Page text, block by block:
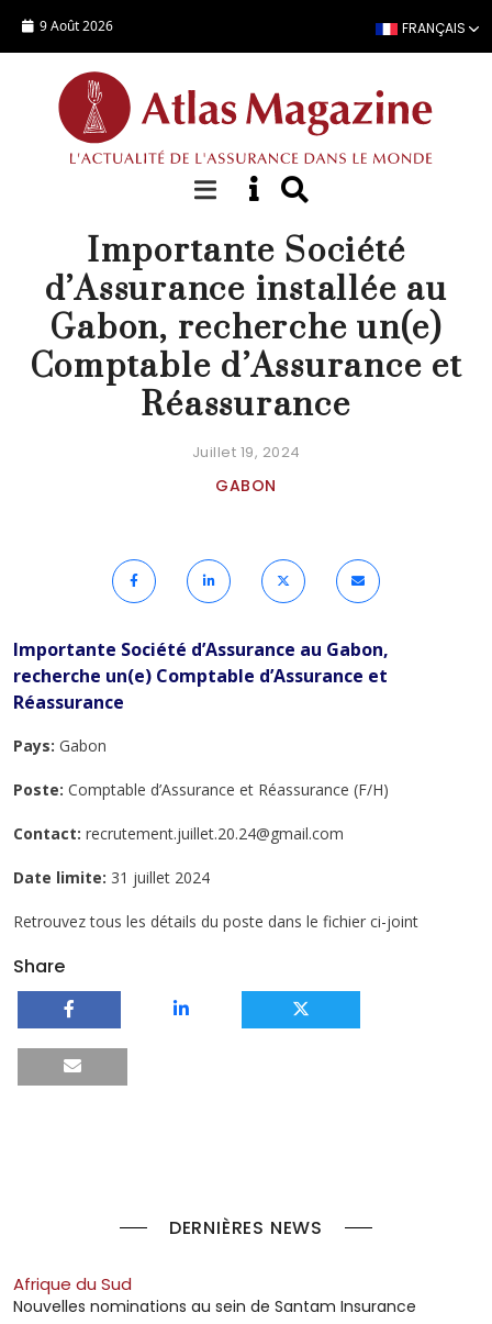
9 Août 2026 FRANÇAIS
OFFRE EMPLOI
Importante Société
d’Assurance installée au
Gabon, recherche un(e)
Comptable d’Assurance et
Réassurance
Juillet 19, 2024
GABON
Importante Société d’Assurance au Gabon,
recherche un(e) Comptable d’Assurance et
Réassurance
Pays: Gabon
Poste: Comptable d’Assurance et Réassurance (F/H)
Contact: recrutement.juillet.20.24@gmail.com
Date limite: 31 juillet 2024
Retrouvez tous les détails du poste dans le fichier ci-joint
Share
DERNIÈRES NEWS
Afrique du Sud
Nouvelles nominations au sein de Santam Insurance